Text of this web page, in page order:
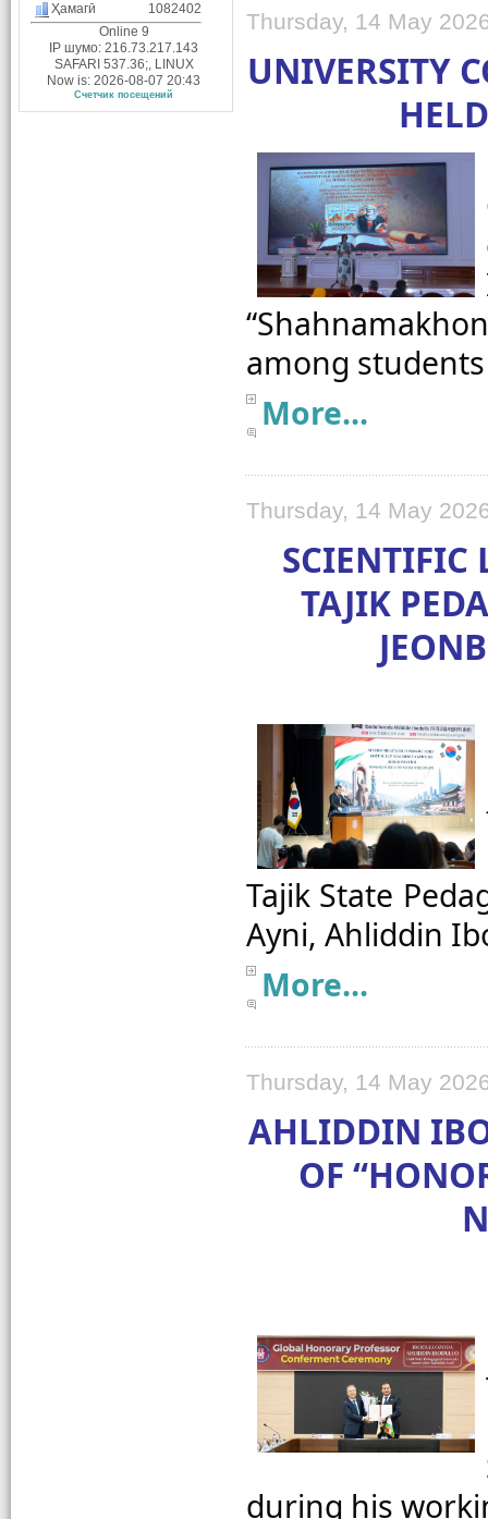
Ҳамагӣ
1082402
Online 9
IP шумо: 216.73.217.143
SAFARI 537.36;, LINUX
Now is: 2026-08-07 20:43
Счетчик посещений
Thursday, 14 May
UNIVERSITY
More...
Thursday, 14 May
SCIENTIFIC
TAJIK
Tajik State
More...
Thursday, 14 May
AHLIDDIN
OF
during his